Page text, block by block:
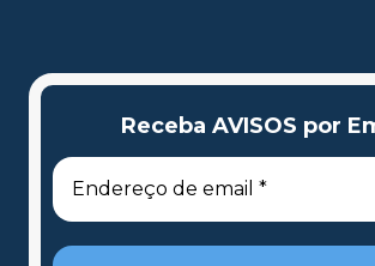
Receba AVISOS por